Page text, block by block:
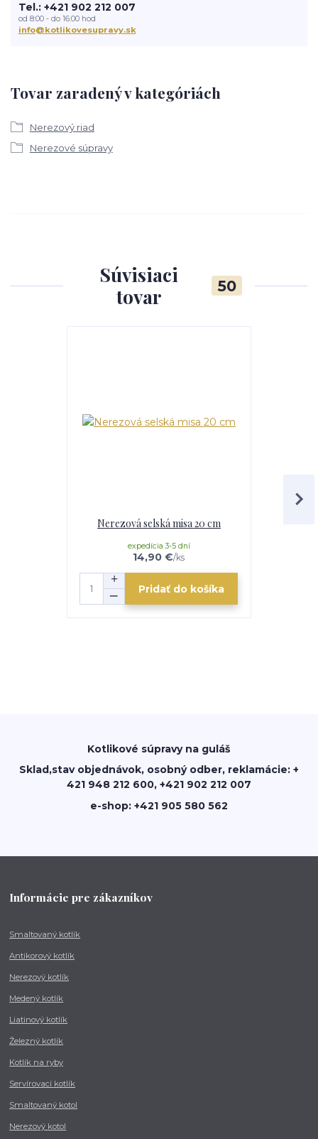
Tovar zaradený v kategóriách
Nerezový riad
Nerezové súpravy
Tel.: +421 902 212 007
od 8:00 - do 16:00 hod
info@kotlikovesupravy.sk
Súvisiaci
tovar
50
Nerezová selská misa 20 cm
14,90 €/ks
expedícia 3-5 dní
Pridať do košíka
Kotlikové súpravy na guláš
Sklad,stav objednávok, osobný odber, reklamácie: +
421 948 212 600, +421 902 212 007
e-shop: +421 905 580 562
Informácie pre zákazníkov
Smaltovaný kotlík
Antikorový kotlík
Nerezový kotlík
Medený kotlík
Liatinový kotlík
Železný kotlík
Kotlík na ryby
Servírovací kotlík
Smaltovaný kotol
Nerezový kotol